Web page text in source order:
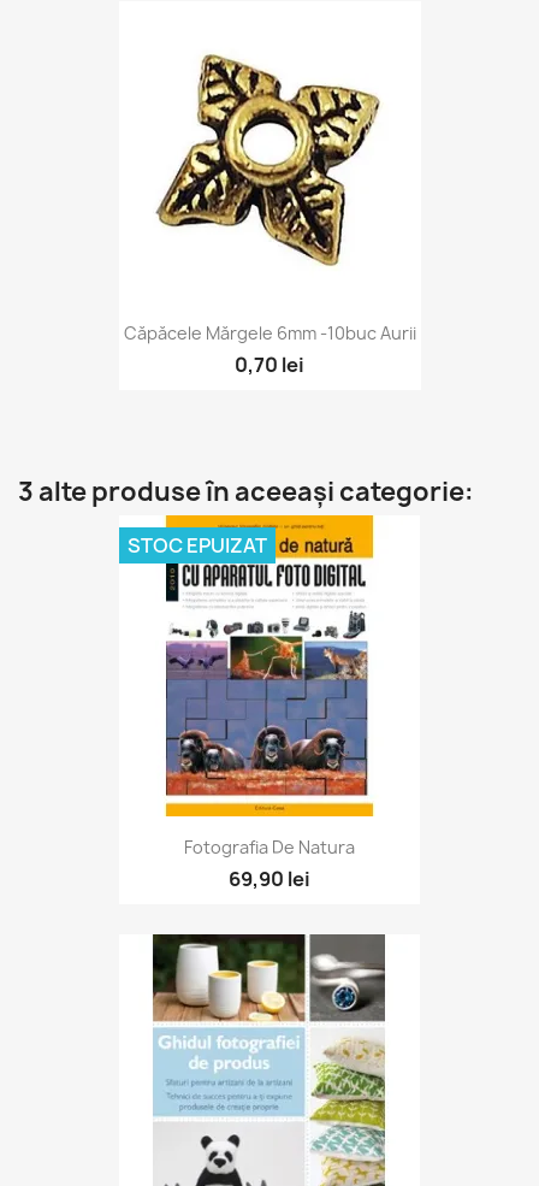
Căpăcele Mărgele 6mm -10buc Aurii
0,70 lei
3 alte produse în aceeași categorie:
Fotografia De Natura
69,90 lei
STOC EPUIZAT